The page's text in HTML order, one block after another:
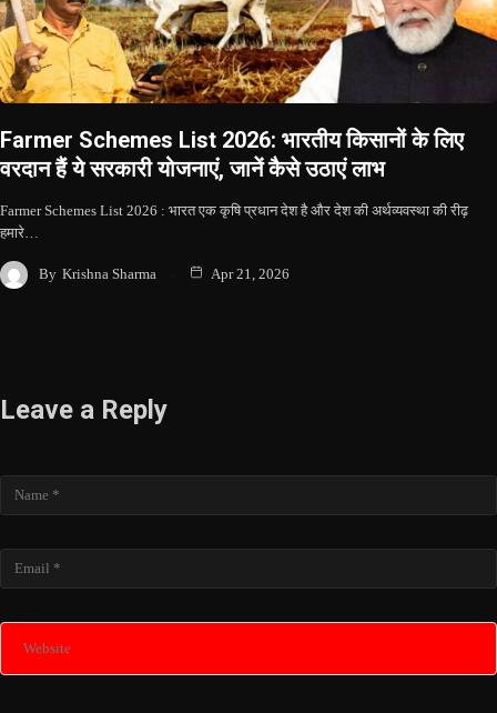
Farmer Schemes List 2026: भारतीय किसानों के लिए
वरदान हैं ये सरकारी योजनाएं, जानें कैसे उठाएं लाभ
Farmer Schemes List 2026 : भारत एक कृषि प्रधान देश है और देश की अर्थव्यवस्था की रीढ़
हमारे…
By Krishna Sharma Apr 21, 2026
Leave a Reply